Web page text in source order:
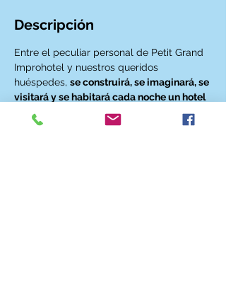
Descripción
Entre el peculiar personal de Petit Grand
Improhotel y nuestros queridos
huéspedes, se construirá, se imaginará, se
visitará y se habitará cada noche un hotel
diferente
. Entre unos y otros
descubriremos las
divertidas y